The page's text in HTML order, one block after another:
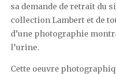
sa demande de retrait du
collection Lambert et de
d’une photographie
l’urine.
Cette oeuvre